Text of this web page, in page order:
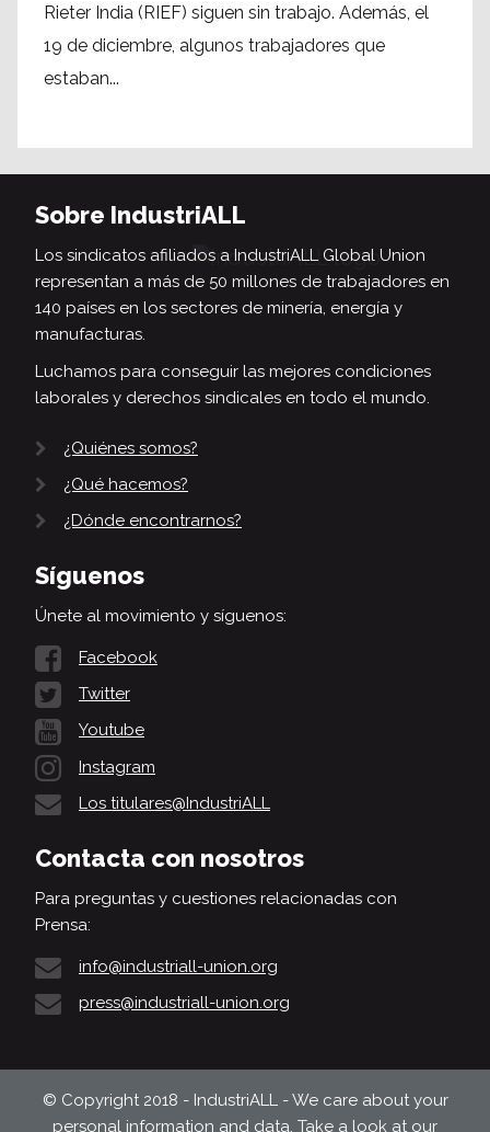
Rieter India (RIEF) siguen sin trabajo. Además, el
19 de diciembre, algunos trabajadores que
estaban...
Sobre IndustriALL
Los sindicatos afiliados a IndustriALL Global Union
representan a más de 50 millones de trabajadores en
140 países en los sectores de minería, energía y
manufacturas.
Luchamos para conseguir las mejores condiciones
laborales y derechos sindicales en todo el mundo.
¿Quiénes somos?
¿Qué hacemos?
¿Dónde encontrarnos?
Síguenos
Únete al movimiento y síguenos:
Facebook
Twitter
Youtube
Instagram
Los titulares@IndustriALL
Contacta con nosotros
Para preguntas y cuestiones relacionadas con
Prensa:
info@industriall-union.org
press@industriall-union.org
© Copyright 2018 - IndustriALL - We care about your
personal information and data. Take a look at our